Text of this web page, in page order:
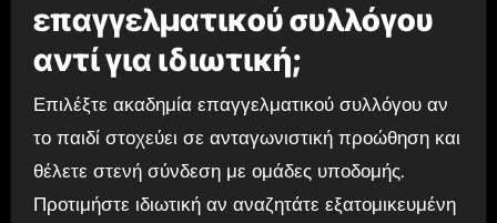
επαγγελματικού συλλόγου
αντί για ιδιωτική;
Επιλέξτε ακαδημία επαγγελματικού συλλόγου αν
το παιδί στοχεύει σε ανταγωνιστική προώθηση και
θέλετε στενή σύνδεση με ομάδες υποδομής.
Προτιμήστε ιδιωτική αν αναζητάτε εξατομικευμένη